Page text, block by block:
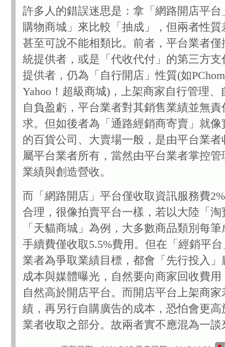
許多人的錯誤迷思是：拿「網路開店平台
購物商城」來比較「抽成」，但兩者性質
甚至可說不能相類比。前者，平台業者僅
統提供者，或是「代收代付」的第三方支
提供者，仍為「自行開店」性質(如
Yahoo！超級商城)，上架商家自行管理、
自負盈虧，平台業者對其銷售業績並無責
求。但如後者為「通路經銷商寄賣」就像
的百貨公司、大賣場一般，是由平台業者
屬平台業者所有，當然由平台業者掌控管
業績與創造營收。
而「網路開店」平台僅收取資訊服務費
合理，很像拍賣平台一樣，若以大陸「淘
「天貓商城」為例，大多數商品類別每
手續費僅收取5.5%費用。但在「經銷平
業者為爭取業績目標，都會「先行投入」
成本與媒體曝光，自然要向商家回收費用
自然高於開店平台。而開店平台上架商家
績，再另行自購廣告的成本，恐怕會更高
業者收取之部分。故兩者實不應混為一談